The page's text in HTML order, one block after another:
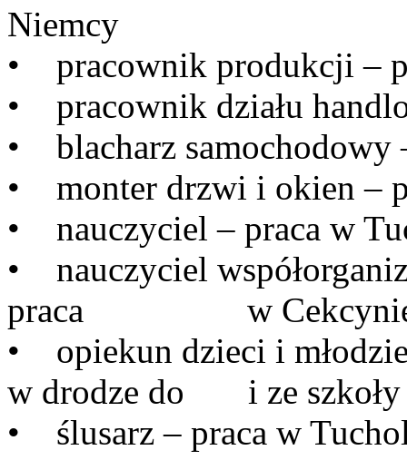
Niemcy
• pracownik produkcji –
• pracownik działu
• blacharz samochodowy
• monter drzwi i okien –
• nauczyciel – praca w
• nauczyciel
praca w
• opiekun dzieci i
w drodze do i ze szkoły
• ślusarz – praca w